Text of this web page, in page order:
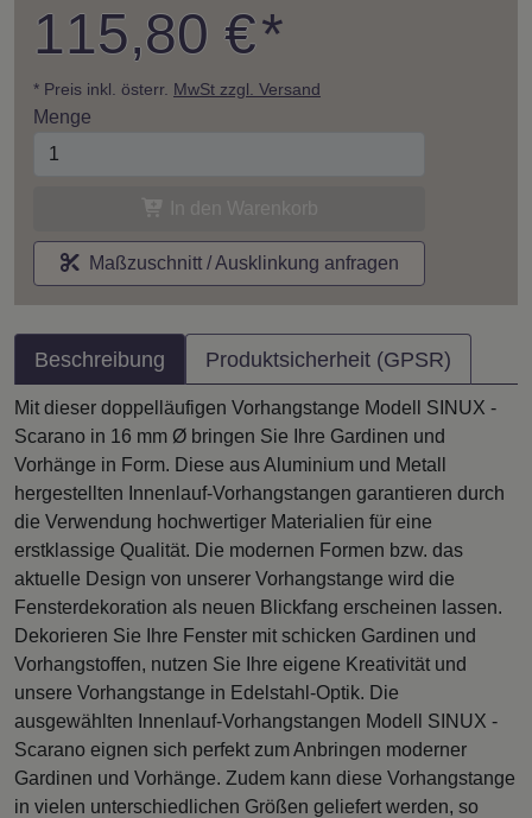
115,80 €*
* Preis inkl. österr. MwSt zzgl. Versand
Menge
Maßzuschnitt / Ausklinkung anfragen
Beschreibung Produktsicherheit (GPSR)
Mit dieser doppelläufigen Vorhangstange Modell SINUX -
Scarano in 16 mm Ø bringen Sie Ihre Gardinen und
Vorhänge in Form. Diese aus Aluminium und Metall
hergestellten Innenlauf-Vorhangstangen garantieren durch
die Verwendung hochwertiger Materialien für eine
erstklassige Qualität. Die modernen Formen bzw. das
aktuelle Design von unserer Vorhangstange wird die
Fensterdekoration als neuen Blickfang erscheinen lassen.
Dekorieren Sie Ihre Fenster mit schicken Gardinen und
Vorhangstoffen, nutzen Sie Ihre eigene Kreativität und
unsere Vorhangstange in Edelstahl-Optik. Die
ausgewählten Innenlauf-Vorhangstangen Modell SINUX -
Scarano eignen sich perfekt zum Anbringen moderner
Gardinen und Vorhänge. Zudem kann diese Vorhangstange
in vielen unterschiedlichen Größen geliefert werden, so